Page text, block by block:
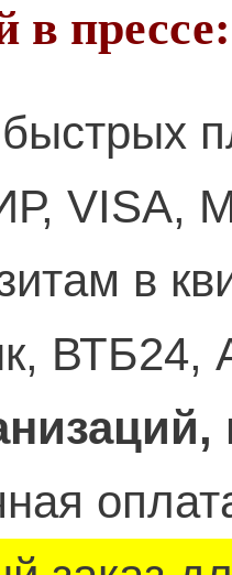
в прессе:
VISA,
в
ВТБ24,